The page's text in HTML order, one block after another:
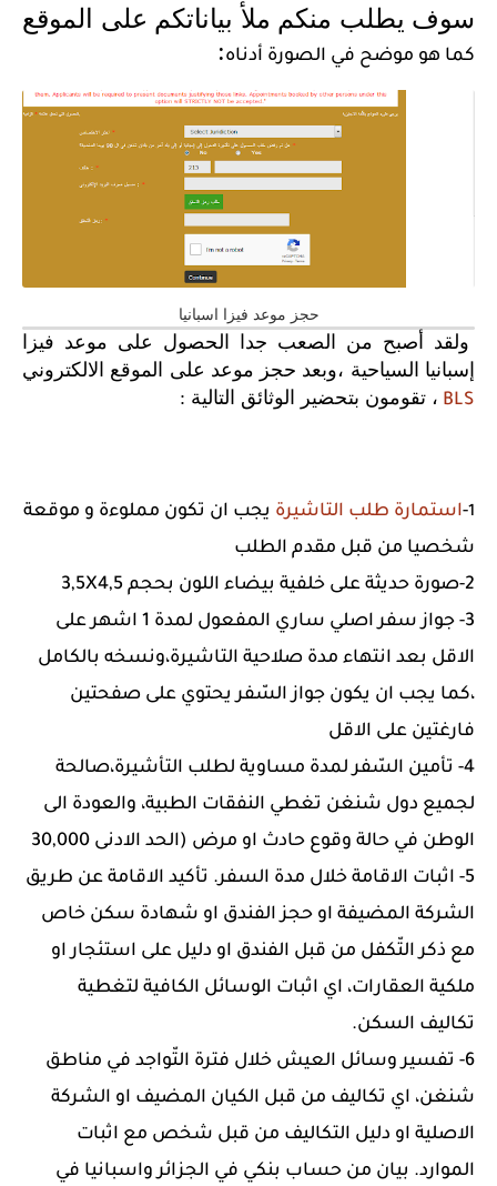
سوف يطلب منكم ملأ بياناتكم على الموقع
كما هو موضح في الصورة أدناه:
حجز موعد فيزا اسبانيا
ولقد أصبح من الصعب جدا الحصول على موعد فيزا
إسبانيا السياحية ،وبعد حجز موعد على الموقع الالكتروني
BLS ، تقومون بتحضير الوثائق التالية :
1
-استمارة طلب التاشيرة يجب ان تكون مملوءة و موقعة
شخصيا من قبل مقدم الطلب
2-صورة حديثة على خلفية بيضاء اللون بحجم 3,5X4,5
3- جواز سفر اصلي ساري المفعول لمدة 1 اشهر على
الاقل بعد انتهاء مدة صلاحية التاشيرة،ونسخه بالكامل
،كما يجب ان يكون جواز السّفر يحتوي على صفحتين
فارغتين على الاقل
4- تأمين السّفر لمدة مساوية لطلب التأشيرة،صالحة
لجميع دول شنغن تغطي النفقات الطبية، والعودة الى
الوطن في حالة وقوع حادث او مرض (الحد الادنى 30,000
5- اثبات الاقامة خلال مدة السفر. تأكيد الاقامة عن طريق
الشركة المضيفة او حجز الفندق او شهادة سكن خاص
مع ذكر التّكفل من قبل الفندق او دليل على استئجار او
ملكية العقارات، اي اثبات الوسائل الكافية لتغطية
تكاليف السكن.
6- تفسير وسائل العيش خلال فترة التّواجد في مناطق
شنغن، اي تكاليف من قبل الكيان المضيف او الشركة
الاصلية او دليل التكاليف من قبل شخص مع اثبات
الموارد. بيان من حساب بنكي في الجزائر واسبانيا في